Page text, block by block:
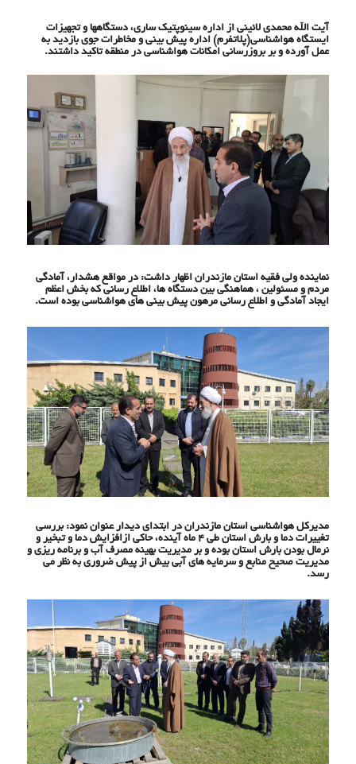
آیت الله محمدی لائینی از اداره سینوپتیک ساری، دستگاهها و تجهیزات
ایستگاه هواشناسی(پلاتفرم) اداره پیش بینی و مخاطرات جوی بازدید به
عمل آورده و بر بروزرسانی امکانات هواشناسی در منطقه تاکید داشتند.
نماینده ولی فقیه استان مازندران اظهار داشت: در مواقع هشدار، آمادگی
مردم و مسئولین ، هماهنگی بین دستگاه ها، اطلاع رسانی که بخش اعظم
ایجاد آمادگی و اطلاع رسانی مرهون پیش بینی های هواشناسی بوده است.
مدیرکل هواشناسی استان مازندران در ابتدای دیدار عنوان نمود: بررسی
تغییرات دما و بارش استان طی ۴ ماه آینده، حاکی ازافزایش دما و تبخیر و
نرمال بودن بارش استان بوده و بر مدیریت بهینه مصرف آب و برنامه ریزی و
مدیریت صحیح منابع و سرمایه های آبی بیش از پیش ضروری به نظر می
رسد.